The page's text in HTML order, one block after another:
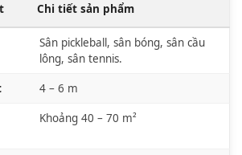
Chi tiết sản phẩm
Sân pickleball, sân bóng, sân cầu
lông, sân tennis.
4 – 6 m
Khoảng 40 – 70 m²